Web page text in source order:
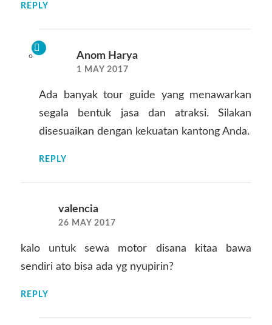
REPLY
Anom Harya
1 MAY 2017
Ada banyak tour guide yang menawarkan
segala bentuk jasa dan atraksi. Silakan
disesuaikan dengan kekuatan kantong Anda.
REPLY
valencia
26 MAY 2017
kalo untuk sewa motor disana kitaa bawa
sendiri ato bisa ada yg nyupirin?
REPLY